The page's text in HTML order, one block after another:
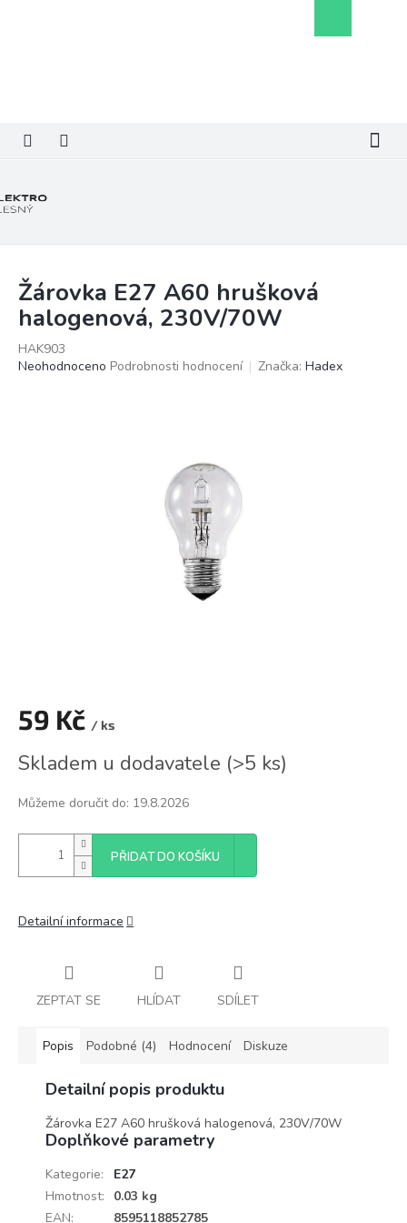
košík
Žárovka E27 A60 hrušková
halogenová, 230V/70W
HAK903
Průměrné
Neohodnoceno Podrobnosti hodnocení Značka: Hadex
59 Kč / ks
cena:
Skladem u dodavatele (>5 ks)
Můžeme doručit do: 19.8.2026
PŘIDAT DO KOŠÍKU
Detailní informace
ZEPTAT SE HLÍDAT SDÍLET
Popis Podobné (4) Hodnocení Diskuze
Detailní popis produktu
Žárovka E27 A60 hrušková halogenová, 230V/70W
Doplňkové parametry
Kategorie:
E27
Hmotnost:
0.03 kg
EAN: 8595118852785